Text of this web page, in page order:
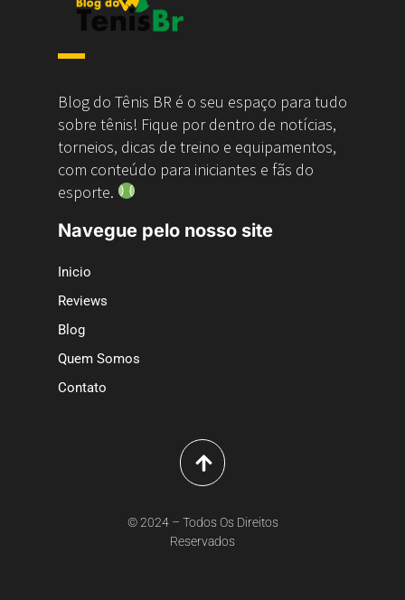
Blog do Tênis BR é o seu espaço para tudo
sobre tênis! Fique por dentro de notícias,
torneios, dicas de treino e equipamentos,
com conteúdo para iniciantes e fãs do
esporte.
Navegue pelo nosso site
Inicio
Reviews
Blog
Quem Somos
Contato
© 2024 – Todos Os Direitos
Reservados